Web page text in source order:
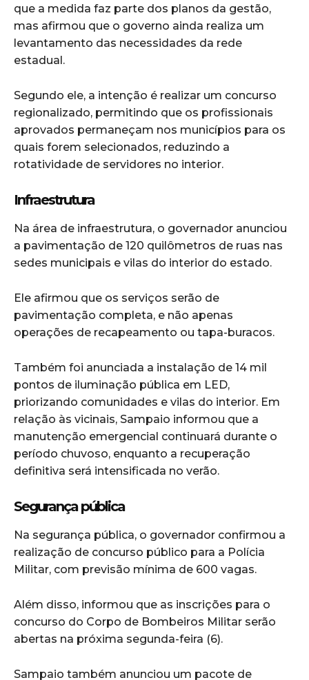
que a medida faz parte dos planos da gestão,
mas afirmou que o governo ainda realiza um
levantamento das necessidades da rede
estadual.
Segundo ele, a intenção é realizar um concurso
regionalizado, permitindo que os profissionais
aprovados permaneçam nos municípios para os
quais forem selecionados, reduzindo a
rotatividade de servidores no interior.
Infraestrutura
Na área de infraestrutura, o governador anunciou
a pavimentação de 120 quilômetros de ruas nas
sedes municipais e vilas do interior do estado.
Ele afirmou que os serviços serão de
pavimentação completa, e não apenas
operações de recapeamento ou tapa-buracos.
Também foi anunciada a instalação de 14 mil
pontos de iluminação pública em LED,
priorizando comunidades e vilas do interior. Em
relação às vicinais, Sampaio informou que a
manutenção emergencial continuará durante o
período chuvoso, enquanto a recuperação
definitiva será intensificada no verão.
Segurança pública
Na segurança pública, o governador confirmou a
realização de concurso público para a Polícia
Militar, com previsão mínima de 600 vagas.
Além disso, informou que as inscrições para o
concurso do Corpo de Bombeiros Militar serão
abertas na próxima segunda-feira (6).
Sampaio também anunciou um pacote de